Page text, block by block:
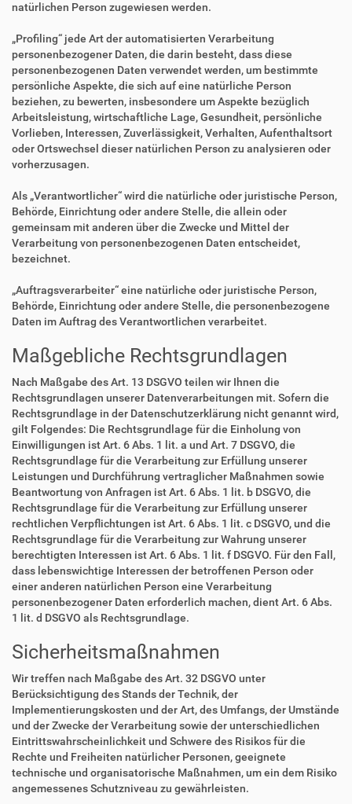
natürlichen Person zugewiesen werden.
„Profiling“ jede Art der automatisierten Verarbeitung
personenbezogener Daten, die darin besteht, dass diese
personenbezogenen Daten verwendet werden, um bestimmte
persönliche Aspekte, die sich auf eine natürliche Person
beziehen, zu bewerten, insbesondere um Aspekte bezüglich
Arbeitsleistung, wirtschaftliche Lage, Gesundheit, persönliche
Vorlieben, Interessen, Zuverlässigkeit, Verhalten, Aufenthaltsort
oder Ortswechsel dieser natürlichen Person zu analysieren oder
vorherzusagen.
Als „Verantwortlicher“ wird die natürliche oder juristische Person,
Behörde, Einrichtung oder andere Stelle, die allein oder
gemeinsam mit anderen über die Zwecke und Mittel der
Verarbeitung von personenbezogenen Daten entscheidet,
bezeichnet.
„Auftragsverarbeiter“ eine natürliche oder juristische Person,
Behörde, Einrichtung oder andere Stelle, die personenbezogene
Daten im Auftrag des Verantwortlichen verarbeitet.
Maßgebliche Rechtsgrundlagen
Nach Maßgabe des Art. 13 DSGVO teilen wir Ihnen die
Rechtsgrundlagen unserer Datenverarbeitungen mit. Sofern die
Rechtsgrundlage in der Datenschutzerklärung nicht genannt wird,
gilt Folgendes: Die Rechtsgrundlage für die Einholung von
Einwilligungen ist Art. 6 Abs. 1 lit. a und Art. 7 DSGVO, die
Rechtsgrundlage für die Verarbeitung zur Erfüllung unserer
Leistungen und Durchführung vertraglicher Maßnahmen sowie
Beantwortung von Anfragen ist Art. 6 Abs. 1 lit. b DSGVO, die
Rechtsgrundlage für die Verarbeitung zur Erfüllung unserer
rechtlichen Verpflichtungen ist Art. 6 Abs. 1 lit. c DSGVO, und die
Rechtsgrundlage für die Verarbeitung zur Wahrung unserer
berechtigten Interessen ist Art. 6 Abs. 1 lit. f DSGVO. Für den Fall,
dass lebenswichtige Interessen der betroffenen Person oder
einer anderen natürlichen Person eine Verarbeitung
personenbezogener Daten erforderlich machen, dient Art. 6 Abs.
1 lit. d DSGVO als Rechtsgrundlage.
Sicherheitsmaßnahmen
Wir treffen nach Maßgabe des Art. 32 DSGVO unter
Berücksichtigung des Stands der Technik, der
Implementierungskosten und der Art, des Umfangs, der Umstände
und der Zwecke der Verarbeitung sowie der unterschiedlichen
Eintrittswahrscheinlichkeit und Schwere des Risikos für die
Rechte und Freiheiten natürlicher Personen, geeignete
technische und organisatorische Maßnahmen, um ein dem Risiko
angemessenes Schutzniveau zu gewährleisten.